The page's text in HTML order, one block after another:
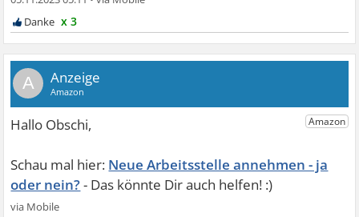
x 3
A
Neue Arbeitsstelle annehmen - ja
oder nein?